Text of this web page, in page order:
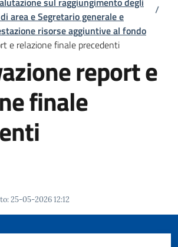
area e Segretario generale e
risorse aggiuntive al fondo
/
e relazione finale precedenti
report e
finale
:25-05-2026 12:12